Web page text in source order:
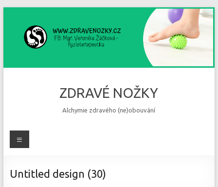
content
ZDRAVÉ NOŽKY
Alchymie zdravého (ne)obouvání
Menu
Untitled design (30)